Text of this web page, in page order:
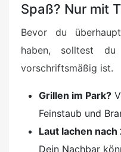
Spaß? Nur mit
Bevor du
haben, solltest du
vorschriftsmäßig ist.
Grillen im Park?
Feinstaub und
Laut lachen nach
Dein Nachbar